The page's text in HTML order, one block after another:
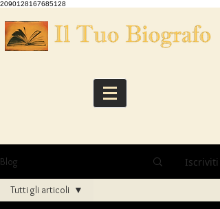
2090128167685128
Blog Iscriviti
Tutti gli articoli